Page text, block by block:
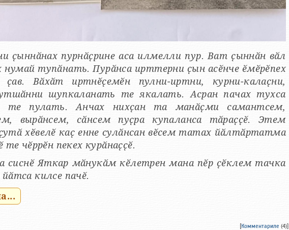
ҫыннӑнах пурнӑҫрине аса илмелли пур. Ват ҫыннӑн вӑл
нумай тупӑнать. Пурӑнса ирттерни ҫын асӗнче ӗмӗрӗпех
ҫав. Вӑхӑт иртнӗҫемӗн пулни-иртни, курни-калаҫни,
шупкаланать те якалать. Асран пачах тухса
те пулать. Анчах нихҫан та манӑҫми самантсем,
вырӑнсем, сӑнсем пуҫра купаланса тӑраҫҫӗ. Этем
хӗвелӗ каҫ енне сулӑнсан вӗсем татах йӑлтӑртатма
те чӗррӗн пекех курӑнаҫҫӗ.
сиснӗ Яткар мӑнукӑм кӗлетрен мана пӗр ҫӗклем тачка
килсе пачӗ.
[Комментариле (4)]